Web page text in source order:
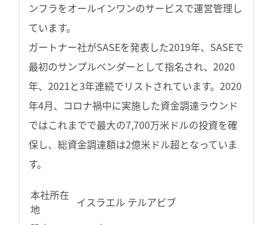
ンフラをオールインワンのサービスで運営管理し
ています。
ガートナー社がSASEを発表した2019年、SASEで
最初のサンプルベンダーとして指名され、2020
年、2021と3年連続でリストされています。2020
年4月、コロナ禍中に実施した資金調達ラウンド
ではこれまでで最大の7,700万米ドルの投資を確
保し、総資金調達額は2億米ドル超となっていま
す。
本社所在
地
イスラエル テルアビブ